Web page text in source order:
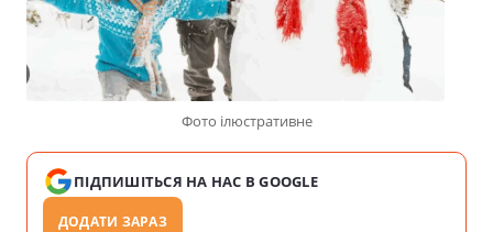
Фото ілюстративне
ПІДПИШІТЬСЯ НА НАС В GOOGLE
ДОДАТИ ЗАРАЗ